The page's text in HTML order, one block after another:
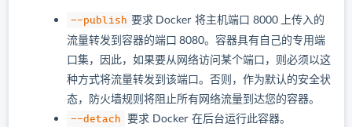
--publish 要求 Docker 将主机端口 8000 上传入的
流量转发到容器的端口 8080。容器具有自己的专用端
口集，因此，如果要从网络访问某个端口，则必须以这
种方式将流量转发到该端口。否则，作为默认的安全状
态，防火墙规则将阻止所有网络流量到达您的容器。
--detach 要求 Docker 在后台运行此容器。